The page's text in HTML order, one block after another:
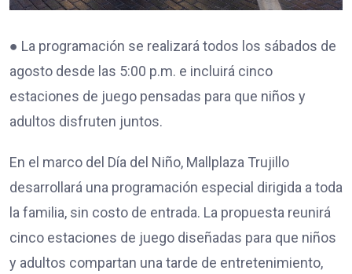
● La programación se realizará todos los sábados de
agosto desde las 5:00 p.m. e incluirá cinco
estaciones de juego pensadas para que niños y
adultos disfruten juntos.
En el marco del Día del Niño, Mallplaza Trujillo
desarrollará una programación especial dirigida a toda
la familia, sin costo de entrada. La propuesta reunirá
cinco estaciones de juego diseñadas para que niños
y adultos compartan una tarde de entretenimiento,